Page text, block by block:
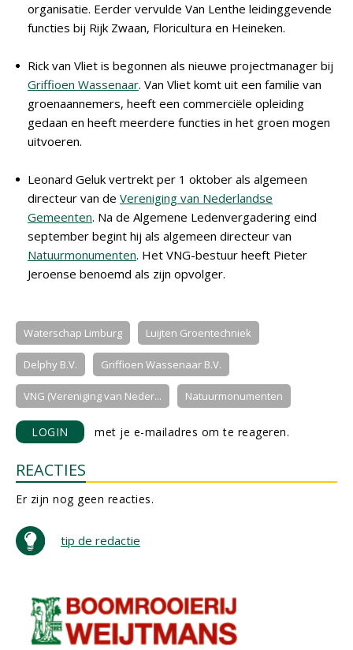
organisatie. Eerder vervulde Van Lenthe leidinggevende
functies bij Rijk Zwaan, Floricultura en Heineken.
Rick van Vliet is begonnen als nieuwe projectmanager bij
Griffioen Wassenaar. Van Vliet komt uit een familie van
groenaannemers, heeft een commerciële opleiding
gedaan en heeft meerdere functies in het groen mogen
uitvoeren.
Leonard Geluk vertrekt per 1 oktober als algemeen
directeur van de Vereniging van Nederlandse
Gemeenten. Na de Algemene Ledenvergadering eind
september begint hij als algemeen directeur van
Natuurmonumenten. Het VNG-bestuur heeft Pieter
Jeroense benoemd als zijn opvolger.
Waterschap Limburg Luijten Groentechniek
Delphy B.V. Griffioen Wassenaar B.V.
VNG (Vereniging van Neder... Natuurmonumenten
LOGIN met je e-mailadres om te reageren.
REACTIES
Er zijn nog geen reacties.
tip de redactie